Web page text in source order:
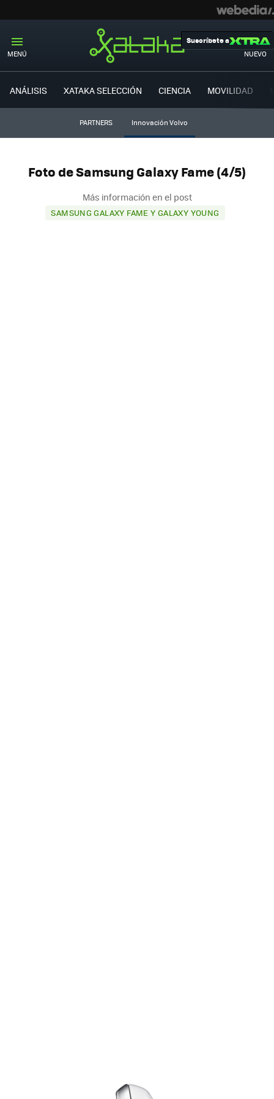
MENÚ NUEVO
Suscríbete a
ANÁLISIS XATAKA SELECCIÓN CIENCIA MOVILIDAD
PARTNERS Innovación Volvo
Foto de Samsung Galaxy Fame (4/5)
Más información en el post
SAMSUNG GALAXY FAME Y GALAXY YOUNG